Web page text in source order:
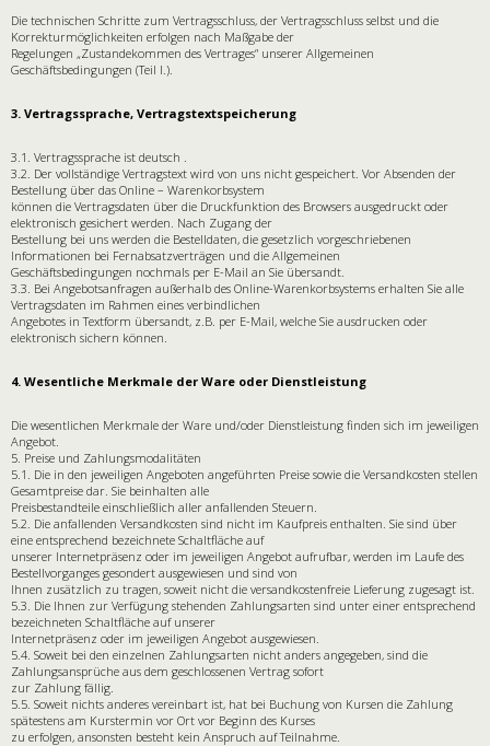
Die technischen Schritte zum Vertragsschluss, der Vertragsschluss selbst und die
Korrekturmöglichkeiten erfolgen nach Maßgabe der
Regelungen „Zustandekommen des Vertrages“ unserer Allgemeinen
Geschäftsbedingungen (Teil I.).
3. Vertragssprache, Vertragstextspeicherung
3.1. Vertragssprache ist deutsch .
3.2. Der vollständige Vertragstext wird von uns nicht gespeichert. Vor Absenden der
Bestellung über das Online – Warenkorbsystem
können die Vertragsdaten über die Druckfunktion des Browsers ausgedruckt oder
elektronisch gesichert werden. Nach Zugang der
Bestellung bei uns werden die Bestelldaten, die gesetzlich vorgeschriebenen
Informationen bei Fernabsatzverträgen und die Allgemeinen
Geschäftsbedingungen nochmals per E-Mail an Sie übersandt.
3.3. Bei Angebotsanfragen außerhalb des Online-Warenkorbsystems erhalten Sie alle
Vertragsdaten im Rahmen eines verbindlichen
Angebotes in Textform übersandt, z.B. per E-Mail, welche Sie ausdrucken oder
elektronisch sichern können.
4. Wesentliche Merkmale der Ware oder Dienstleistung
Die wesentlichen Merkmale der Ware und/oder Dienstleistung finden sich im jeweiligen
Angebot.
5. Preise und Zahlungsmodalitäten
5.1. Die in den jeweiligen Angeboten angeführten Preise sowie die Versandkosten stellen
Gesamtpreise dar. Sie beinhalten alle
Preisbestandteile einschließlich aller anfallenden Steuern.
5.2. Die anfallenden Versandkosten sind nicht im Kaufpreis enthalten. Sie sind über
eine entsprechend bezeichnete Schaltfläche auf
unserer Internetpräsenz oder im jeweiligen Angebot aufrufbar, werden im Laufe des
Bestellvorganges gesondert ausgewiesen und sind von
Ihnen zusätzlich zu tragen, soweit nicht die versandkostenfreie Lieferung zugesagt ist.
5.3. Die Ihnen zur Verfügung stehenden Zahlungsarten sind unter einer entsprechend
bezeichneten Schaltfläche auf unserer
Internetpräsenz oder im jeweiligen Angebot ausgewiesen.
5.4. Soweit bei den einzelnen Zahlungsarten nicht anders angegeben, sind die
Zahlungsansprüche aus dem geschlossenen Vertrag sofort
zur Zahlung fällig.
5.5. Soweit nichts anderes vereinbart ist, hat bei Buchung von Kursen die Zahlung
spätestens am Kurstermin vor Ort vor Beginn des Kurses
zu erfolgen, ansonsten besteht kein Anspruch auf Teilnahme.